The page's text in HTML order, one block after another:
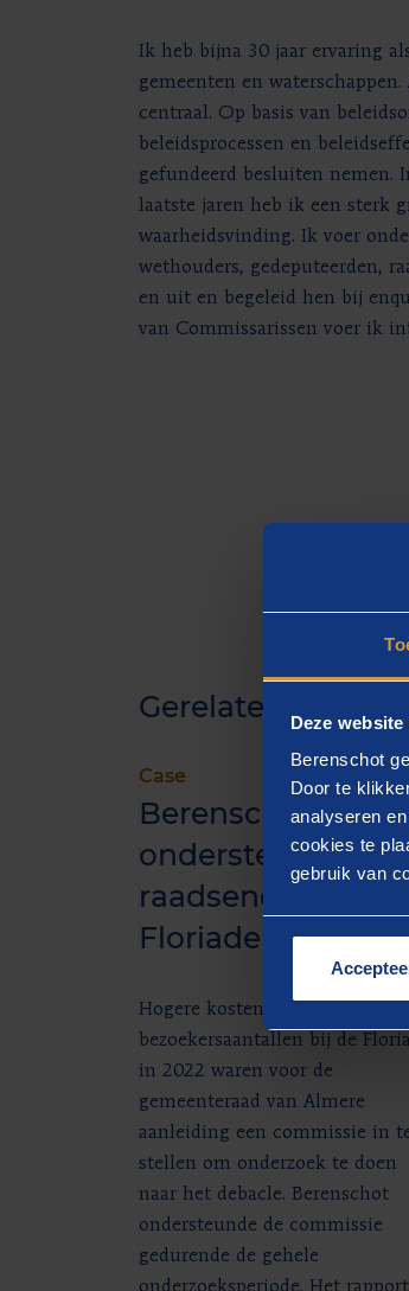
Deze
Berenschot
Door te
analyseren
cookies te
gebruik van
Ik heb bijna 30 jaar ervaring
gemeenten en
centraal. Op basis van
beleidsprocessen en
gefundeerd besluiten nemen.
laatste jaren heb ik een sterk
waarheidsvinding. Ik voer
wethouders, gedeputeerden,
en uit en begeleid hen bij
van Commissarissen voer ik
Gerelateerde
Case
Berenschot
ondersteunde
raadsenquête
Floriade
Hogere kosten en tegenvallende
bezoekersaantallen bij de
in 2022 waren voor de
gemeenteraad van Almere
aanleiding een commissie in
stellen om onderzoek te doen
naar het debacle. Berenschot
ondersteunde de commissie
gedurende de gehele